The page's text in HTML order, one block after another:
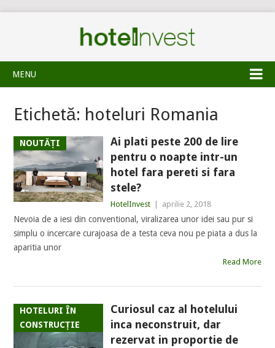
MENU
Etichetă: hoteluri Romania
NOUTĂȚI
Ai plati peste 200 de lire
pentru o noapte intr-un
hotel fara pereti si fara
stele?
HotelInvest aprilie 2, 2018
Nevoia de a iesi din conventional, viralizarea unor idei sau pur si
simplu o incercare curajoasa de a testa ceva nou pe piata a dus la
aparitia unor
Read More
HOTELURI ÎN
CONSTRUCȚIE
Curiosul caz al hotelului
inca neconstruit, dar
rezervat in proportie de